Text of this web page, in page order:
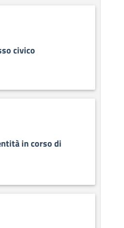
civico
in corso di